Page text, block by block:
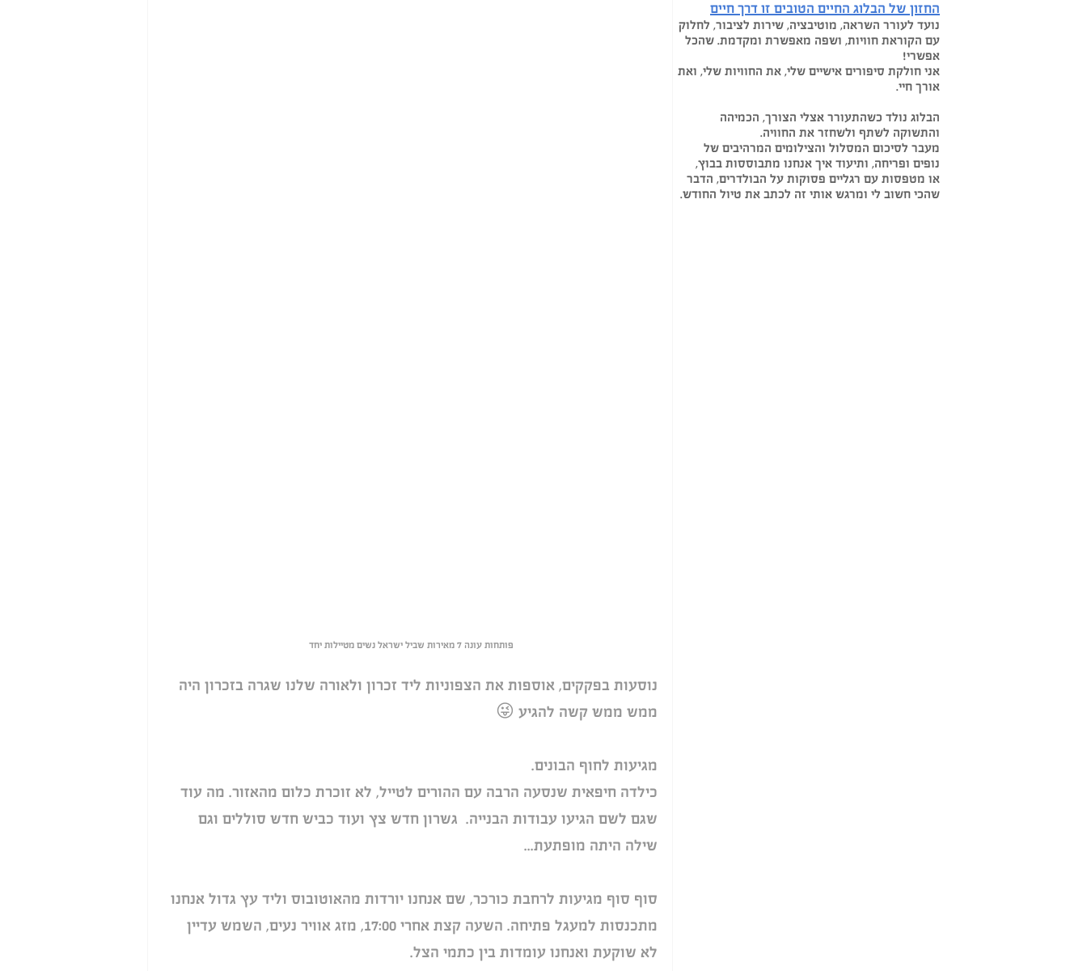
פותחות עונה 7 מאירות שביל ישראל נשים מטיילות יחד
נוסעות בפקקים, אוספות את הצפוניות ליד זכרון ולאורה שלנו שגרה בזכרון היה
ממש ממש קשה להגיע 😜
מגיעות לחוף הבונים.
כילדה חיפאית שנסעה הרבה עם ההורים לטייל, לא זוכרת כלום מהאזור. מה עוד
שגם לשם הגיעו עבודות הבנייה.  גשרון חדש צץ ועוד כביש חדש סוללים וגם
שילה היתה מופתעת...
סוף סוף מגיעות לרחבת כורכר, שם אנחנו יורדות מהאוטובוס וליד עץ גדול אנחנו
מתכנסות למעגל פתיחה. השעה קצת אחרי 17:00, מזג אוויר נעים, השמש עדיין
לא שוקעת ואנחנו עומדות בין כתמי הצל.
החזון של הבלוג החיים הטובים זו דרך חיים
נועד לעורר השראה, מוטיבציה, שירות לציבור, לחלוק
עם הקוראת חוויות, ושפה מאפשרת ומקדמת. שהכל
אפשרי!
אני חולקת סיפורים אישיים שלי, את החוויות שלי, ואת
אורך חיי.
הבלוג נולד כשהתעורר אצלי הצורך, הכמיהה
והתשוקה לשתף ולשחזר את החוויה.
מעבר לסיכום המסלול והצילומים המרהיבים של
נופים ופריחה, ותיעוד איך אנחנו מתבוססות בבוץ,
או מטפסות עם רגליים פסוקות על הבולדרים, הדבר
שהכי חשוב לי ומרגש אותי זה לכתב את טיול החודש.